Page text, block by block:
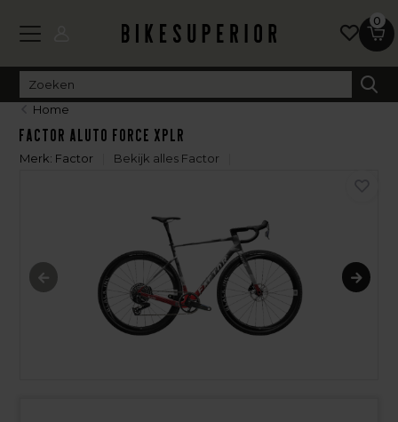
0
Home
Factor Aluto Force XPLR
Merk: Factor Bekijk alles Factor